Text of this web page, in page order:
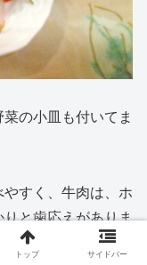
の小皿も付いてま
すく、牛肉は、ホ
と歯応えがありま
トップ サイドバー